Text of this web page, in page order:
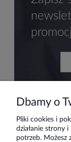
Dbamy o
Pliki cookies i
działanie strony
potrzeb. Możesz